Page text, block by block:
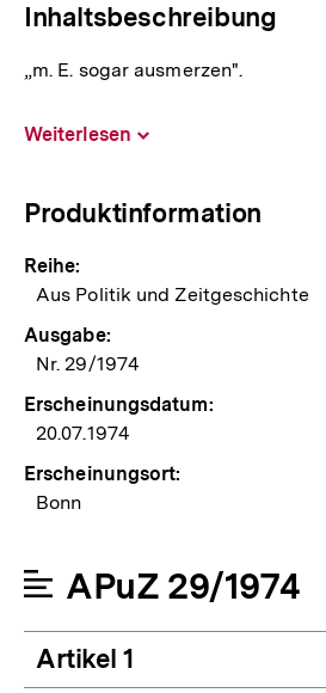
Inhaltsbeschreibung
„m. E. sogar ausmerzen".
Weiterlesen
Produktinformation
Reihe:
Aus Politik und Zeitgeschichte
Ausgabe:
Nr. 29/1974
Erscheinungsdatum:
20.07.1974
Erscheinungsort:
Bonn
APuZ 29/1974
Artikel 1